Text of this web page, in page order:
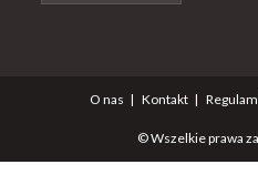
O nas Kontakt
© Wszelkie prawa